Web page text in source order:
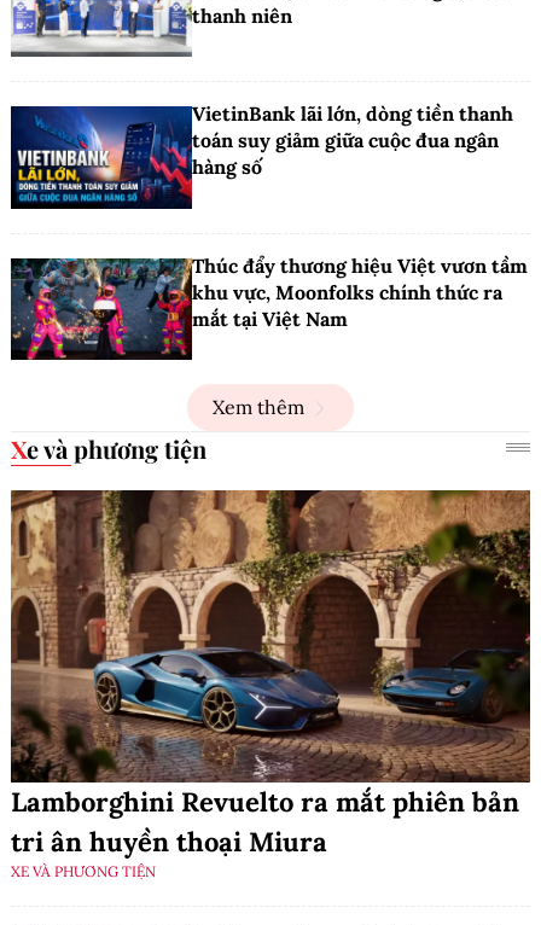
thanh niên
VietinBank lãi lớn, dòng tiền thanh
toán suy giảm giữa cuộc đua ngân
hàng số
Thúc đẩy thương hiệu Việt vươn tầm
khu vực, Moonfolks chính thức ra
mắt tại Việt Nam
Xem thêm
Xe và phương tiện
Lamborghini Revuelto ra mắt phiên bản
tri ân huyền thoại Miura
XE VÀ PHƯƠNG TIỆN